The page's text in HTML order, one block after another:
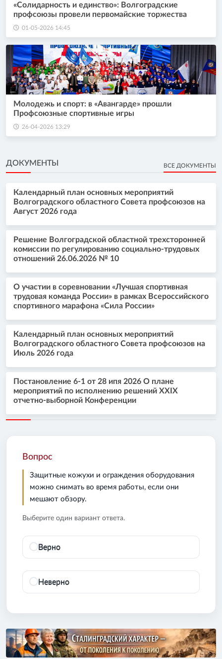
«Солидарность и единство»: Волгоградские
профсоюзы провели первомайские торжества
01-05-2026 14:45
Молодежь и спорт: в «Авангарде» прошли
Профсоюзные спортивные игры
26-04-2026 13:29
ДОКУМЕНТЫ ВСЕ ДОКУМЕНТЫ
Календарный план основных мероприятий
Волгоградского областного Совета профсоюзов на
Август 2026 года
Решение Волгоградской областной трехсторонней
комиссии по регулированию социально-трудовых
отношений 26.06.2026 № 10
О участии в соревновании «Лучшая спортивная
трудовая команда России» в рамках Всероссийского
спортивного марафона «Сила России»
Календарный план основных мероприятий
Волгоградского областного Совета профсоюзов на
Июль 2026 года
Постановление 6-1 от 28 ипя 2026 О плане
мероприятий по исполнению решений XXIX
отчетно-выборной Конференции
Вопрос
Защитные кожухи и ограждения оборудования
можно снимать во время работы, если они
мешают обзору.
Выберите один вариант ответа.
Верно
Неверно